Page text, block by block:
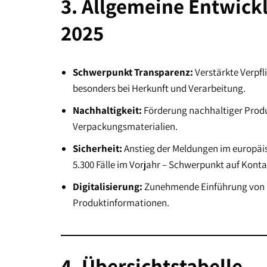
3. Allgemeine
2025
Schwerpunkt Transparenz:Verstärkte
besonders bei Herkunft und Verarbeitung.
Nachhaltigkeit: Förderung nachhaltiger
Verpackungsmaterialien.
Sicherheit:Anstieg der Meldungen im
5.300 Fälle im Vorjahr – Schwerpunkt auf
Digitalisierung:Zunehmende Einführung
Produktinformationen.